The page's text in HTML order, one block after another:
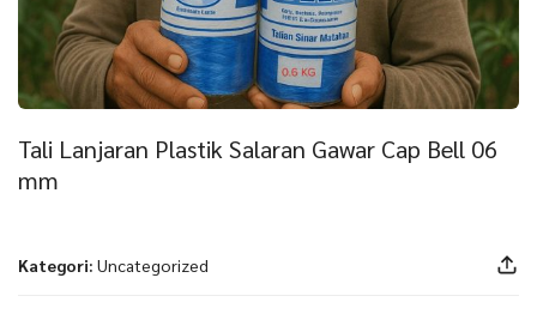
Tali Lanjaran Plastik Salaran Gawar Cap Bell 06
mm
Kategori: Uncategorized